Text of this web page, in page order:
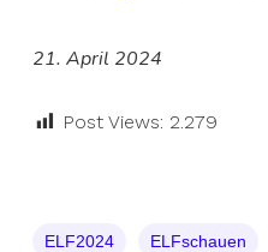
21. April 2024
Post Views: 2.279
ELF2024 ELFschauen